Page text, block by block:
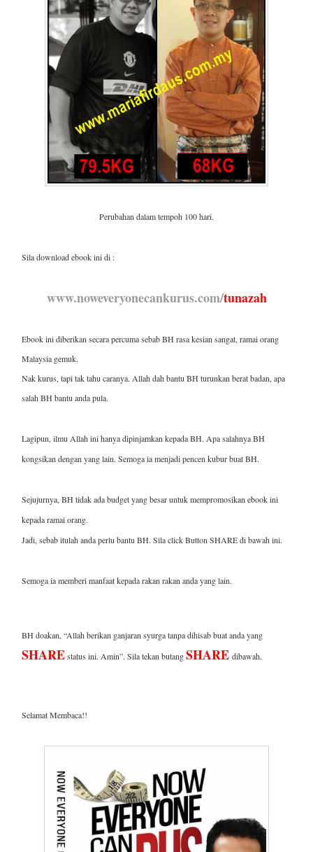
Perubahan dalam tempoh 100 hari.
Sila download ebook ini di :
www.noweveryonecankurus.com/tunazah
Ebook ini diberikan secara percuma sebab BH rasa kesian sangat, ramai orang
Malaysia gemuk.
Nak kurus, tapi tak tahu caranya. Allah dah bantu BH turunkan berat badan, apa
salah BH bantu anda pula.
Lagipun, ilmu Allah ini hanya dipinjamkan kepada BH. Apa salahnya BH
kongsikan dengan yang lain. Semoga ia menjadi pencen kubur buat BH.
Sejujurnya, BH tidak ada budget yang besar untuk mempromosikan ebook ini
kepada ramai orang.
Jadi, sebab itulah anda perlu bantu BH. Sila click Button SHARE di bawah ini.
Semoga ia memberi manfaat kepada rakan rakan anda yang lain.
BH doakan, “Allah berikan ganjaran syurga tanpa dihisab buat anda yang
SHAREstatus ini. Amin”. Sila tekan butangSHARE dibawah.
Selamat Membaca!!